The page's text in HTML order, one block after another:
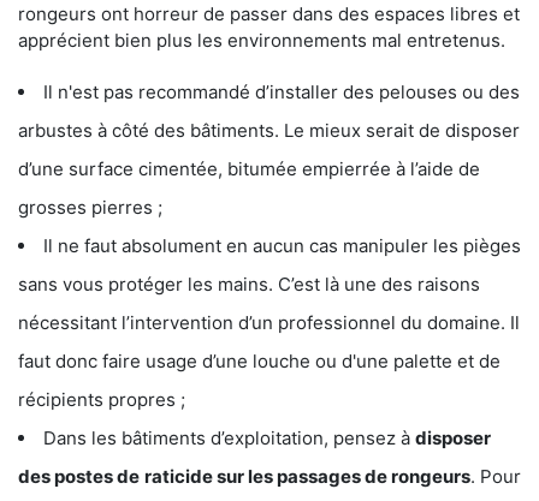
rongeurs ont horreur de passer dans des espaces libres et
apprécient bien plus les environnements mal entretenus.
Il n'est pas recommandé d’installer des pelouses ou des
arbustes à côté des bâtiments. Le mieux serait de disposer
d’une surface cimentée, bitumée empierrée à l’aide de
grosses pierres ;
Il ne faut absolument en aucun cas manipuler les pièges
sans vous protéger les mains. C’est là une des raisons
nécessitant l’intervention d’un professionnel du domaine. Il
faut donc faire usage d’une louche ou d'une palette et de
récipients propres ;
Dans les bâtiments d’exploitation, pensez à disposer
des postes de raticide sur les passages de rongeurs. Pour